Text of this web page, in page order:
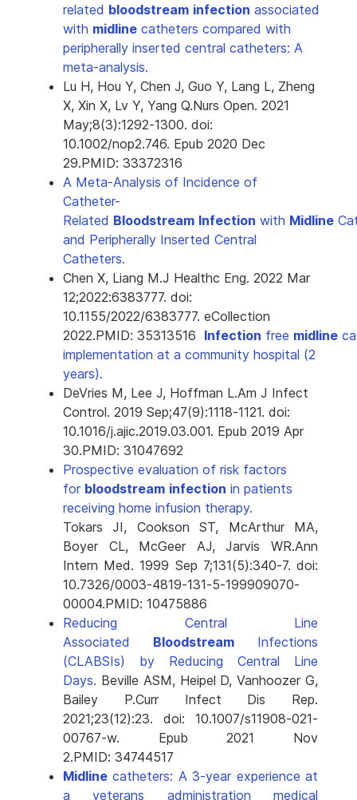
related bloodstream infection associated
with midline catheters compared with
peripherally inserted central catheters: A
meta-analysis.
Lu H, Hou Y, Chen J, Guo Y, Lang L, Zheng
X, Xin X, Lv Y, Yang Q.Nurs Open. 2021
May;8(3):1292-1300. doi:
10.1002/nop2.746. Epub 2020 Dec
29.PMID: 33372316
A Meta-Analysis of Incidence of
Catheter-
Related Bloodstream Infection with Midline
and Peripherally Inserted Central
Catheters.
Chen X, Liang M.J Healthc Eng. 2022 Mar
12;2022:6383777. doi:
10.1155/2022/6383777. eCollection
2022.PMID: 35313516 Infection free midline
implementation at a community hospital (2
years).
DeVries M, Lee J, Hoffman L.Am J Infect
Control. 2019 Sep;47(9):1118-1121. doi:
10.1016/j.ajic.2019.03.001. Epub 2019 Apr
30.PMID: 31047692
Prospective evaluation of risk factors
for bloodstream infection in patients
receiving home infusion therapy.
Tokars JI, Cookson ST, McArthur MA,
Boyer CL, McGeer AJ, Jarvis WR.Ann
Intern Med. 1999 Sep 7;131(5):340-7. doi:
10.7326/0003-4819-131-5-199909070-
00004.PMID: 10475886
Reducing Central Line
Associated Bloodstream Infections
(CLABSIs) by Reducing Central Line
Days. Beville ASM, Heipel D, Vanhoozer G,
Bailey P.Curr Infect Dis Rep.
2021;23(12):23. doi: 10.1007/s11908-021-
00767-w. Epub 2021 Nov
2.PMID: 34744517
Midline catheters: A 3-year experience at
a veterans administration medical